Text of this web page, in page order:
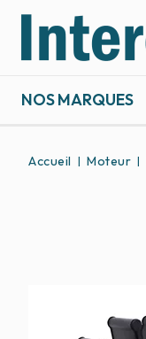
NOS MARQUES
Accueil Moteur